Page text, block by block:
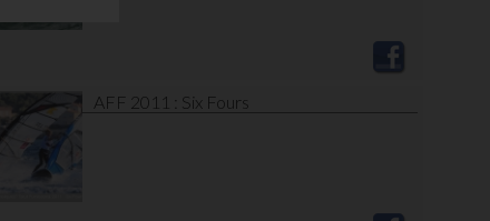
AFF 2011 : Six Fours